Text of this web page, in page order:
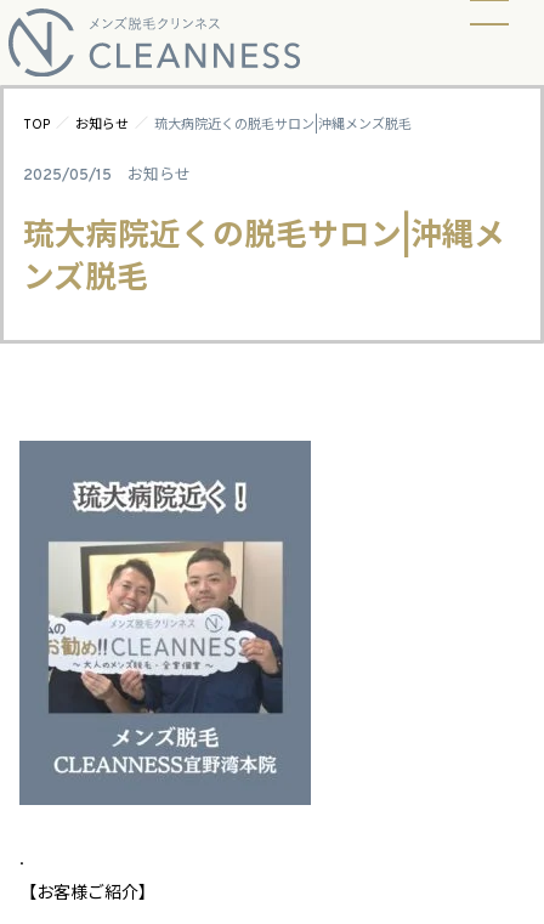
TOP ／ お知らせ ／ 琉大病院近くの脱毛サロン|沖縄メンズ脱毛
2025/05/15 お知らせ
琉大病院近くの脱毛サロン|沖縄メ
ンズ脱毛
.
【お客様ご紹介】